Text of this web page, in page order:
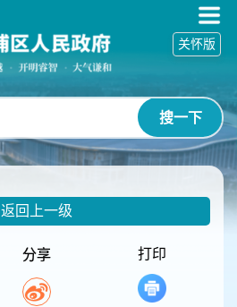
搜一下
关怀版
返回上一级
分享 打印